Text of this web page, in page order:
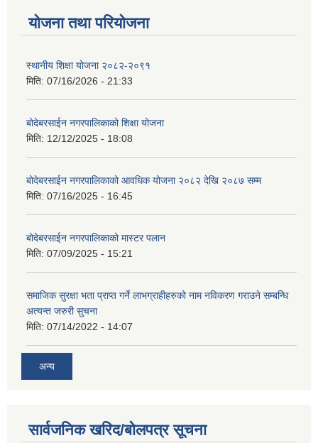
योजना तथा परियोजना
स्थानीय शिक्षा योजना २०८२-२०९१
मिति: 07/16/2026 - 21:33
बोदेबरसाईन नगरपालिकाको शिक्षा योजना
मिति: 12/12/2025 - 18:08
बोदेबरसाईन नगरपालिकाको आवधिक योजना २०८२ देखि २०८७ सम्म
मिति: 07/16/2025 - 16:45
बोदेबरसाईन नगरपालिकाको मास्टर पलान
मिति: 07/09/2025 - 15:21
समाजिक सुरक्षा भता प्राप्त गर्ने लाभग्राहीहरुको नाम नविकरण गराउने सम्बन्धि
अत्यन्त जरुरी सुचना
मिति: 07/14/2022 - 14:07
अन्य
सार्वजनिक खरिद/बोलपत्र सूचना